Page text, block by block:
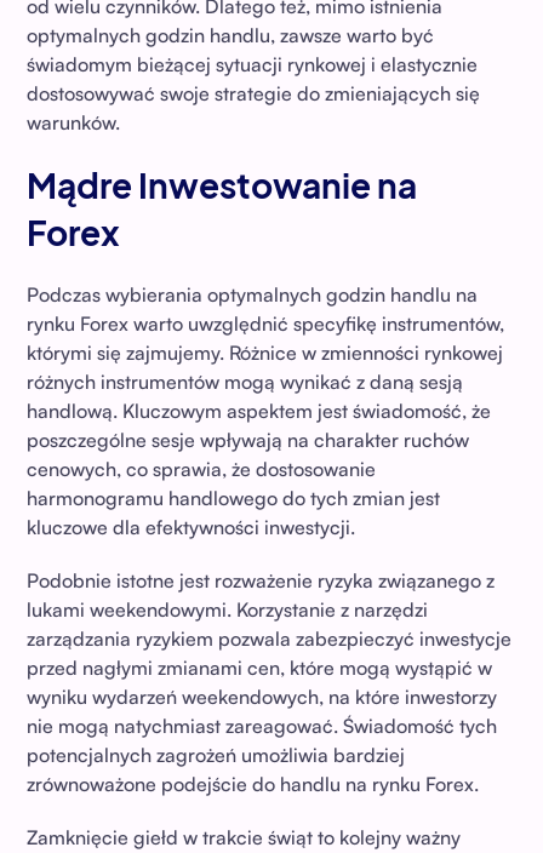
od wielu czynników. Dlatego też, mimo istnienia
optymalnych godzin handlu, zawsze warto być
świadomym bieżącej sytuacji rynkowej i elastycznie
dostosowywać swoje strategie do zmieniających się
warunków.
Mądre Inwestowanie na
Forex
Podczas wybierania optymalnych godzin handlu na
rynku Forex warto uwzględnić specyfikę instrumentów,
którymi się zajmujemy. Różnice w zmienności rynkowej
różnych instrumentów mogą wynikać z daną sesją
handlową. Kluczowym aspektem jest świadomość, że
poszczególne sesje wpływają na charakter ruchów
cenowych, co sprawia, że dostosowanie
harmonogramu handlowego do tych zmian jest
kluczowe dla efektywności inwestycji.
Podobnie istotne jest rozważenie ryzyka związanego z
lukami weekendowymi. Korzystanie z narzędzi
zarządzania ryzykiem pozwala zabezpieczyć inwestycje
przed nagłymi zmianami cen, które mogą wystąpić w
wyniku wydarzeń weekendowych, na które inwestorzy
nie mogą natychmiast zareagować. Świadomość tych
potencjalnych zagrożeń umożliwia bardziej
zrównoważone podejście do handlu na rynku Forex.
Zamknięcie giełd w trakcie świąt to kolejny ważny